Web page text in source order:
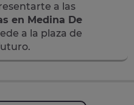
a las
en Medina De
a la plaza de